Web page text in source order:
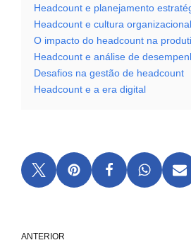
Headcount e planejamento
Headcount e cultura organizacional
O impacto do headcount na
Headcount e análise de
Desafios na gestão de headcount
Headcount e a era digital
ANTERIOR